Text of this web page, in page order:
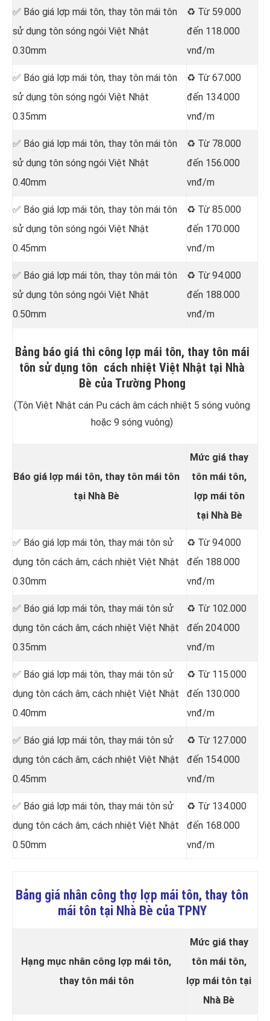
✅ Báo giá lợp mái tôn, thay tôn mái tôn
sử dụng tôn sóng ngói Việt Nhật
0.30mm
♻️ Từ 59.000
đến 118.000
vnđ/m
✅ Báo giá lợp mái tôn, thay tôn mái tôn
sử dụng tôn sóng ngói Việt Nhật
0.35mm
♻️ Từ 67.000
đến 134.000
vnđ/m
✅ Báo giá lợp mái tôn, thay tôn mái tôn
sử dụng tôn sóng ngói Việt Nhật
0.40mm
♻️ Từ 78.000
đến 156.000
vnđ/m
✅ Báo giá lợp mái tôn, thay tôn mái tôn
sử dụng tôn sóng ngói Việt Nhật
0.45mm
♻️ Từ 85.000
đến 170.000
vnđ/m
✅ Báo giá lợp mái tôn, thay tôn mái tôn
sử dụng tôn sóng ngói Việt Nhật
0.50mm
♻️ Từ 94.000
đến 188.000
vnđ/m
Bảng báo giá thi công lợp mái tôn, thay tôn mái
tôn sử dụng tôn cách nhiệt Việt Nhật tại Nhà
Bè của Trường Phong
(Tôn Việt Nhật cán Pu cách âm cách nhiệt 5 sóng vuông
hoặc 9 sóng vuông)
Báo giá lợp mái tôn, thay tôn mái tôn
tại Nhà Bè
Mức giá thay
tôn mái tôn,
lợp mái tôn
tại Nhà Bè
✅ Báo giá lợp mái tôn, thay mái tôn sử
dụng tôn cách âm, cách nhiệt Việt Nhật
0.30mm
♻️ Từ 94.000
đến 188.000
vnđ/m
✅ Báo giá lợp mái tôn, thay mái tôn sử
dụng tôn cách âm, cách nhiệt Việt Nhật
0.35mm
♻️ Từ 102.000
đến 204.000
vnđ/m
✅ Báo giá lợp mái tôn, thay mái tôn sử
dụng tôn cách âm, cách nhiệt Việt Nhật
0.40mm
♻️ Từ 115.000
đến 130.000
vnđ/m
✅ Báo giá lợp mái tôn, thay mái tôn sử
dụng tôn cách âm, cách nhiệt Việt Nhật
0.45mm
♻️ Từ 127.000
đến 154.000
vnđ/m
✅ Báo giá lợp mái tôn, thay mái tôn sử
dụng tôn cách âm, cách nhiệt Việt Nhật
0.50mm
♻️ Từ 134.000
đến 168.000
vnđ/m
Bảng giá nhân công thợ lợp mái tôn, thay tôn
mái tôn tại Nhà Bè của TPNY
Hạng mục nhân công lợp mái tôn,
thay tôn mái tôn
Mức giá thay
tôn mái tôn,
lợp mái tôn tại
Nhà Bè